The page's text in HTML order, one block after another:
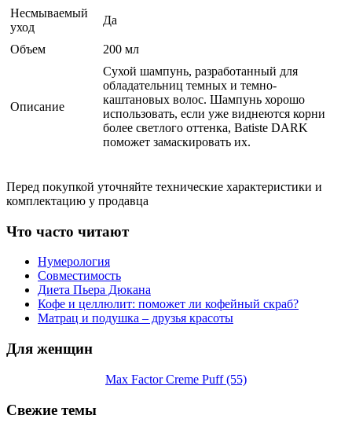
Несмываемый
уход
Да
Объем 200 мл
Описание
Сухой шампунь, разработанный для
обладательниц темных и темно-
каштановых волос. Шампунь хорошо
использовать, если уже виднеются корни
более светлого оттенка, Batiste DARK
поможет замаскировать их.
Перед покупкой уточняйте технические характеристики и
комплектацию у продавца
Что часто читают
Нумерология
Совместимость
Диета Пьера Дюкана
Кофе и целлюлит: поможет ли кофейный скраб?
Матрац и подушка – друзья красоты
Для женщин
Max Factor Creme Puff (55)
Свежие темы